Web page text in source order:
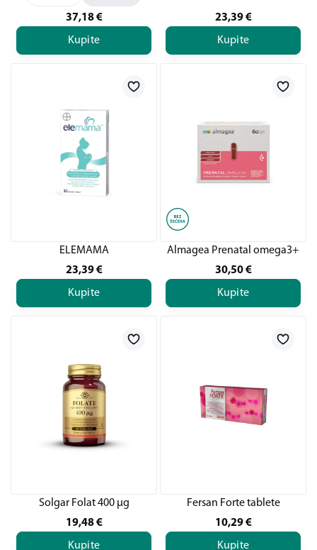
37,18 €
Kupite
23,39 €
Kupite
ELEMAMA
23,39 €
Kupite
Almagea Prenatal omega3+
30,50 €
Kupite
Solgar Folat 400 µg
19,48 €
Kupite
Fersan Forte tablete
10,29 €
Kupite